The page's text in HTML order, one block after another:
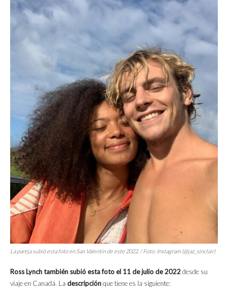
La pareja subió esta foto en San Valentín de este 2022. / Foto: Instagram (@jaz_sinclair)
Ross Lynch también subió esta foto el 11 de julio de 2022desde su
viaje en Canadá. La descripciónque tiene es la siguiente: